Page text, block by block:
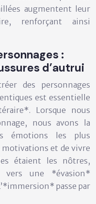
augmentent leur
renforçant ainsi
:
d’autrui
des personnages
est essentielle
Lorsque nous
nous avons la
émotions les plus
motivations et de vivre
étaient les nôtres,
une *évasion*
passe par